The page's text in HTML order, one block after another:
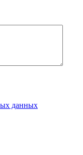
данных